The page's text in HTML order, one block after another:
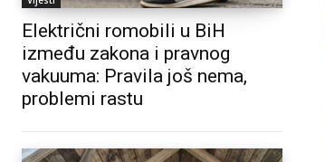
Električni romobili u BiH
između zakona i pravnog
vakuuma: Pravila još nema,
problemi rastu